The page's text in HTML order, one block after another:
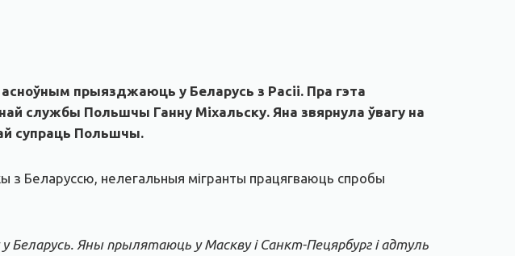
прыязджаюць у Беларусь з Расіі. Пра гэта
службы Польшчы Ганну Міхальску. Яна звярнула ўвагу на
супраць Польшчы.
з Беларуссю, нелегальныя мігранты працягваюць спробы
Беларусь. Яны прылятаюць у Маскву і Санкт-Пецярбург і адтуль